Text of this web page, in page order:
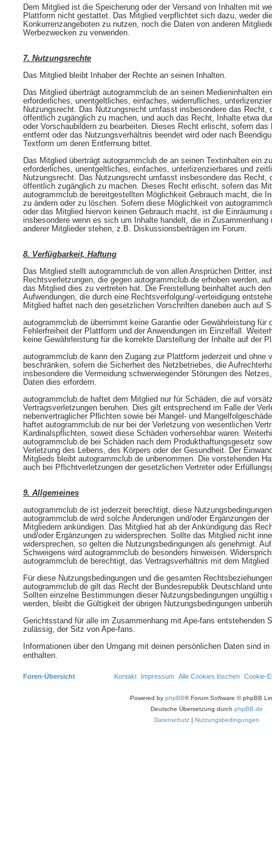
Dem Mitglied ist die Speicherung oder der Versand von Inhalten mit
Plattform nicht gestattet. Das Mitglied verpflichtet sich dazu, weder
Konkurrenzangeboten zu nutzen, noch die Daten von anderen
Werbezwecken zu verwenden.
7. Nutzungsrechte
Das Mitglied bleibt Inhaber der Rechte an seinen Inhalten.
Das Mitglied überträgt autogrammclub.de an seinen Medieninhalten
erforderliches, unentgeltliches, einfaches, widerrufliches,
Nutzungsrecht. Das Nutzungsrecht umfasst insbesondere das Recht,
öffentlich zugänglich zu machen, und auch das Recht, Inhalte etwa
oder Vorschaubildern zu bearbeiten. Dieses Recht erlischt, sofern
entfernt oder das Nutzungsverhältnis beendet wird oder nach
Textform um deren Entfernung bittet.
Das Mitglied überträgt autogrammclub.de an seinen Textinhalten ein
erforderliches, unentgeltliches, einfaches, unterlizenzierbares und
Nutzungsrecht. Das Nutzungsrecht umfasst insbesondere das Recht,
öffentlich zugänglich zu machen. Dieses Recht erlischt, sofern das
autogrammclub.de bereitgestellten Möglichkeit Gebrauch macht, die
zu ändern oder zu löschen. Sofern diese Möglichkeit von
oder das Mitglied hiervon keinen Gebrauch macht, ist die Einräumung
insbesondere wenn es sich um Inhalte handelt, die in Zusammenhang
anderer Mitglieder stehen, z.B. Diskussionsbeiträgen im Forum.
8. Verfügbarkeit, Haftung
Das Mitglied stellt autogrammclub.de von allen Ansprüchen Dritter,
Rechtsverletzungen, die gegen autogrammclub.de erhoben werden,
das Mitglied dies zu vertreten hat. Die Freistellung beinhaltet auch
Aufwendungen, die durch eine Rechtsverfolgung/-verteidigung
Mitglied haftet nach den gesetzlichen Vorschriften daneben auch auf
autogrammclub.de übernimmt keine Garantie oder Gewährleistung für
Fehlerfreiheit der Plattform und der Anwendungen im Einzelfall.
keine Gewährleistung für die korrekte Darstellung der Inhalte auf der
autogrammclub.de kann den Zugang zur Plattform jederzeit und ohne
beschränken, sofern die Sicherheit des Netzbetriebes, die
insbesondere die Vermeidung schwerwiegender Störungen des
Daten dies erfordern.
autogrammclub.de haftet dem Mitglied nur für Schäden, die auf
Vertragsverletzungen beruhen. Dies gilt entsprechend im Falle der
nebenvertraglicher Pflichten sowie bei Mangel- und
haftet autogrammclub.de nur bei der Verletzung von wesentlichen
Kardinalspflichten, soweit diese Schäden vorhersehbar waren.
autogrammclub.de bei Schäden nach dem Produkthaftungsgesetz
Verletzung des Lebens, des Körpers oder der Gesundheit. Der
Mitglieds bleibt autogrammclub.de unbenommen. Die vorstehenden
auch bei Pflichtverletzungen der gesetzlichen Vertreter oder
9. Allgemeines
autogrammclub.de ist jederzeit berechtigt, diese
autogrammclub.de wird solche Änderungen und/oder Ergänzungen
Mitgliedern ankündigen. Das Mitglied hat ab der Ankündigung das
und/oder Ergänzungen zu widersprechen. Sollte das Mitglied nicht
widersprechen, so gelten die Nutzungsbedingungen als genehmigt.
Schweigens wird autogrammclub.de besonders hinweisen.
autogrammclub.de berechtigt, das Vertragsverhältnis mit dem
Für diese Nutzungsbedingungen und die gesamten
autogrammclub.de gilt das Recht der Bundesrepublik Deutschland
Sollten einzelne Bestimmungen dieser Nutzungsbedingungen ungültig
werden, bleibt die Gültigkeit der übrigen Nutzungsbedingungen
Gerichtsstand für alle im Zusammenhang mit Ape-fans entstehenden
zulässig, der Sitz von Ape-fans.
Informationen über den Umgang mit deinen persönlichen Daten sind
enthalten.
Foren-Übersicht Cookie-
Alle Cookies löschen
Impressum
Kontakt
Powered by phpBB® Forum Software © phpBB
Deutsche Übersetzung durch phpBB.de
Datenschutz | Nutzungsbedingungen